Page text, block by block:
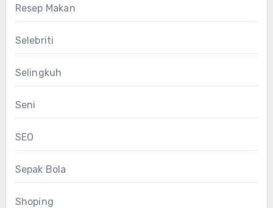
Resep Makan
Selebriti
Selingkuh
Seni
SEO
Sepak Bola
Shoping